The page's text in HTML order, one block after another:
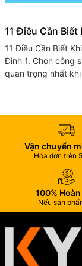
11 Điều Cần
Cho Gia Đình
11 Điều Cần Biết
Đình 1. Chọn công suất phù hợp với diện tích phòng Đây là yếu tố
quan trọng nhất
Vận chuyển
Hóa đơn trên
100%
Nếu sản